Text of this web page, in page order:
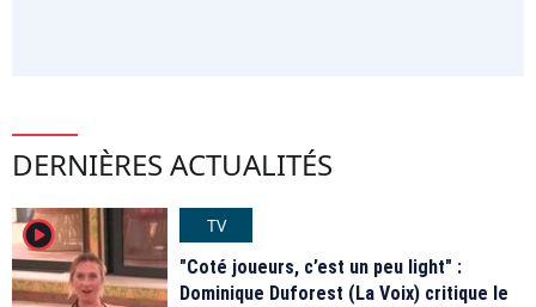
DERNIÈRES ACTUALITÉS
player2
TV
"Coté joueurs, c’est un peu light" :
Dominique Duforest (La Voix) critique le